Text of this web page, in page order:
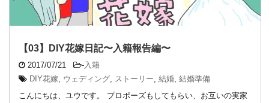
【03】DIY花嫁日記〜入籍報告編〜
2017/07/21 -入籍
DIY花嫁, ウェディング, ストーリー, 結婚, 結婚準備
こんにちは、ユウです。 プロポーズもしてもらい、お互いの実家